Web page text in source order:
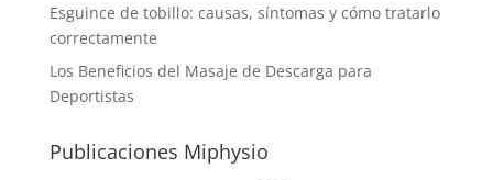
Esguince de tobillo: causas, síntomas y cómo tratarlo
correctamente
Los Beneficios del Masaje de Descarga para
Deportistas
Publicaciones Miphysio